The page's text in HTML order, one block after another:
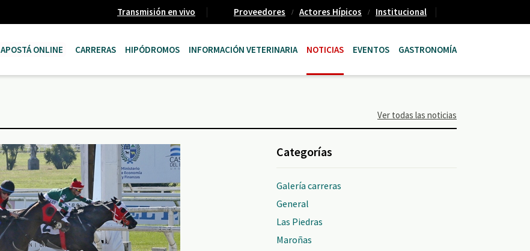
Transmisión en vivo Proveedores Actores Hípicos Institucional
APOSTÁ ONLINE CARRERAS HIPÓDROMOS INFORMACIÓN VETERINARIA NOTICIAS EVENTOS GASTRONOMÍA
Ver todas las noticias
Categorías
Galería carreras
General
Las Piedras
Maroñas